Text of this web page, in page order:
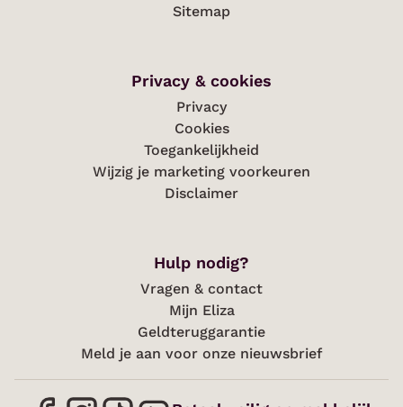
Sitemap
Privacy & cookies
Privacy
Cookies
Toegankelijkheid
Wijzig je marketing voorkeuren
Disclaimer
Hulp nodig?
Vragen & contact
Mijn Eliza
Geldteruggarantie
Meld je aan voor onze nieuwsbrief